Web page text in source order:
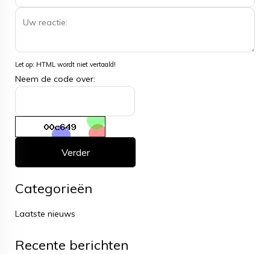
Categorieën
Laatste nieuws
Recente berichten
Let op: HTML wordt niet vertaald!
Neem de code over:
Verder